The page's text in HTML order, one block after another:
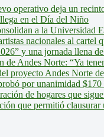
operativo deja un
en el Día del Niño
a la Universidad
nacionales al cartel
y una jornada llena
Andes Norte: “Ya
proyecto Andes Norte
por unanimidad
de hogares que
que permitió clausurar